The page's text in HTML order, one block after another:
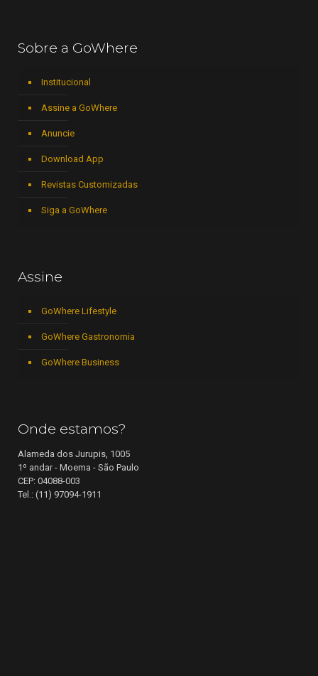
Sobre a GoWhere
Institucional
Assine a GoWhere
Anuncie
Download App
Revistas Customizadas
Siga a GoWhere
Assine
GoWhere Lifestyle
GoWhere Gastronomia
GoWhere Business
Onde estamos?
Alameda dos Jurupis, 1005
1º andar - Moema - São Paulo
CEP: 04088-003
Tel.: (11) 97094-1911